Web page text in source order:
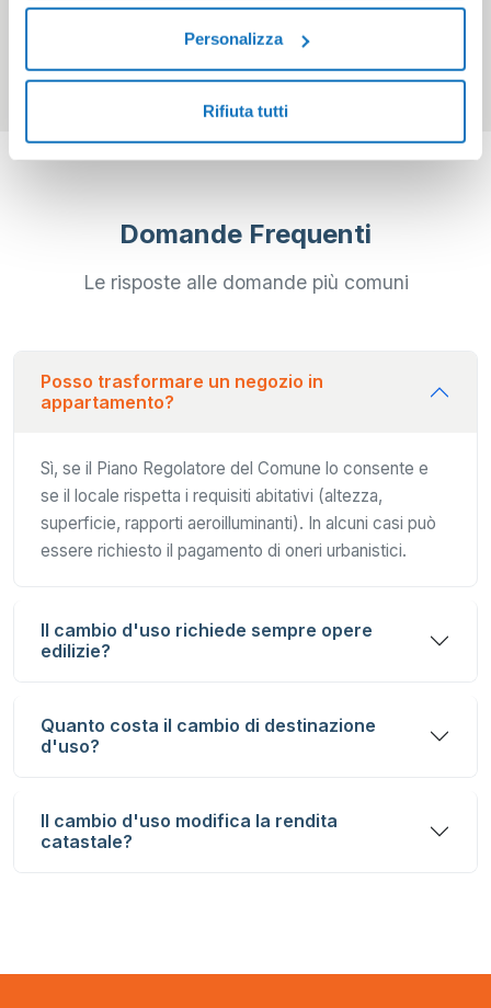
Personalizza
Rifiuta tutti
4.8/5
Valutazione media clienti
Domande Frequenti
Le risposte alle domande più comuni
Posso trasformare un negozio in
appartamento?
Sì, se il Piano Regolatore del Comune lo consente e
se il locale rispetta i requisiti abitativi (altezza,
superficie, rapporti aeroilluminanti). In alcuni casi può
essere richiesto il pagamento di oneri urbanistici.
Il cambio d'uso richiede sempre opere
edilizie?
Quanto costa il cambio di destinazione
d'uso?
Il cambio d'uso modifica la rendita
catastale?